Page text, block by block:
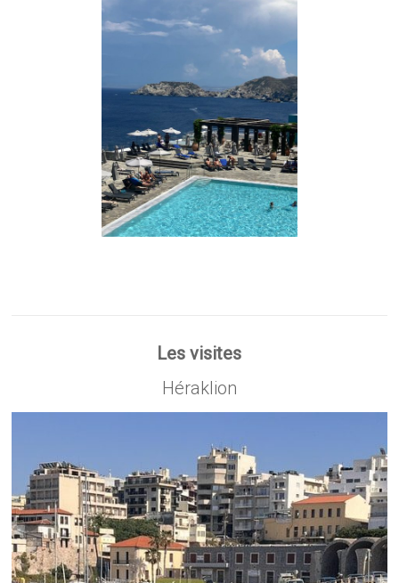
Les visites
Héraklion